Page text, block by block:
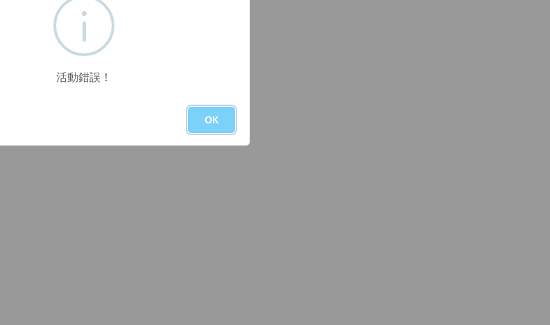
活動錯誤！
OK